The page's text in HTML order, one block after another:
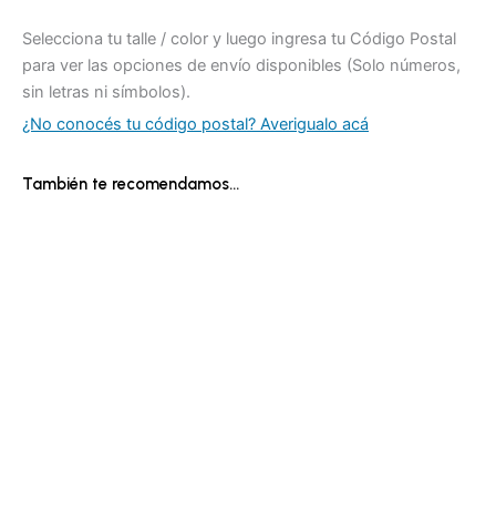
Selecciona tu talle / color y luego ingresa tu Código Postal
para ver las opciones de envío disponibles (Solo números,
sin letras ni símbolos).
¿No conocés tu código postal? Averigualo acá
También te recomendamos…